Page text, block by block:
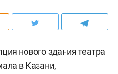
нового здания театра
в Казани,